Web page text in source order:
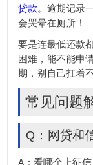
贷款。逾期记录
会哭晕在厕所！
要是连最低还款
困难，能不能申
期，别自己扛着
常见问题
Q：网贷和
A：看哪个上征